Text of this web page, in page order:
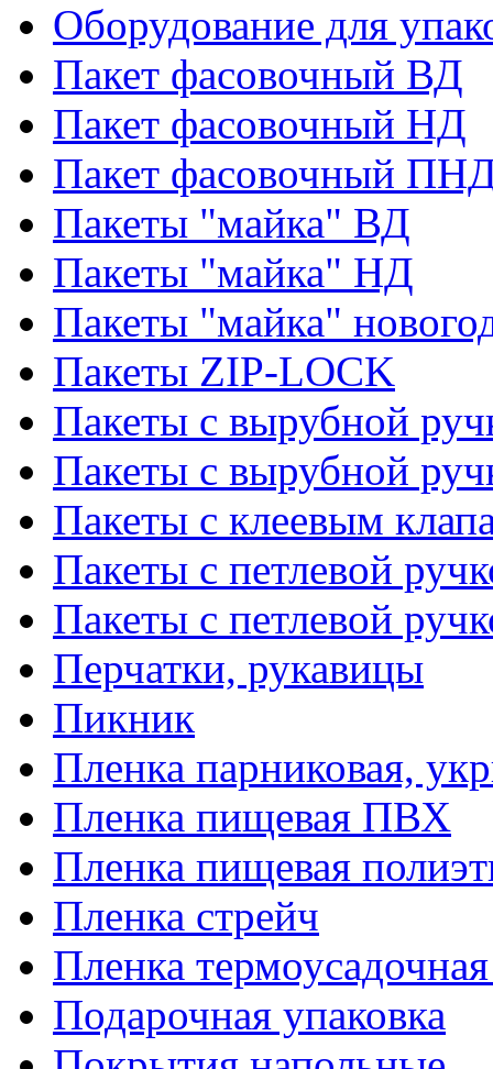
Оборудование для
Пакет фасовочный ВД
Пакет фасовочный НД
Пакет фасовочный
Пакеты "майка" ВД
Пакеты "майка" НД
Пакеты "майка"
Пакеты ZIP-LOCK
Пакеты с вырубной
Пакеты с вырубной
Пакеты с клеевым
Пакеты с петлевой
Пакеты с петлевой
Перчатки, рукавицы
Пикник
Пленка парниковая,
Пленка пищевая ПВХ
Пленка пищевая
Пленка стрейч
Пленка
Подарочная упаковка